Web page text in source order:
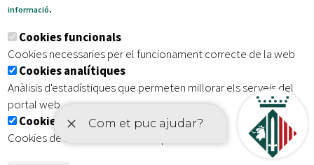
Subscriu-te al nostre butlletí
Inici | Avís legal | Protecció de dades
| Accessibilitat
informació.
Cookies funcionals
Cookies necessaries per el funcionament correcte de la web
Cookies analítiques
Anàlisis d'estadístiques que permeten millorar els serveis del
portal web
Cookies publicitàries
Cookies de tercers amb finalitat publicitària